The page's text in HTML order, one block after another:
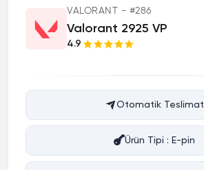
VALORANT - #286
Valorant 2925 VP
4.9
Otomatik Teslimat
Ürün Tipi : E-pin